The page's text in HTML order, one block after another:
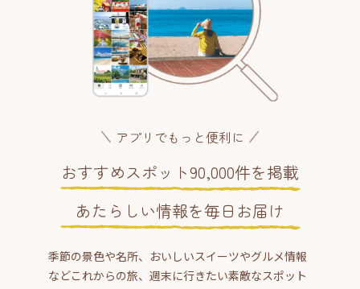
アプリでもっと便利に
おすすめスポット90,000件を掲載
あたらしい情報を毎日お届け
季節の景色や名所、おいしいスイーツやグルメ情報
などこれからの旅、週末に行きたい素敵なスポット